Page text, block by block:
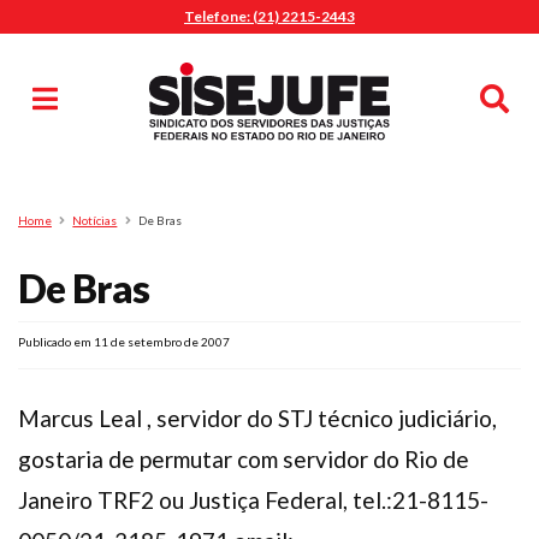
Telefone: (21) 2215-2443
Pesquisa
Home Notícias De Bras
De Bras
Publicado em 11 de setembro de 2007
Marcus Leal , servidor do STJ técnico judiciário,
gostaria de permutar com servidor do Rio de
Janeiro TRF2 ou Justiça Federal, tel.:21-8115-
MENU
Sindicalize-se
Diretoria
O Sindicato
Agenda
Sede Campestre
Nossos Convênios
Gympass Wellhub
Seguro Auto